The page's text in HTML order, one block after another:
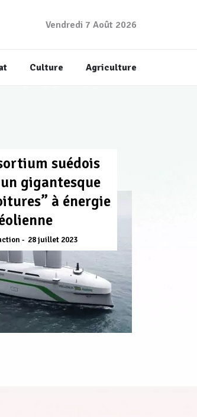
Vendredi 7 Août 2026
Culture Agriculture
suédois
gigantesque
à énergie
28 juillet 2023